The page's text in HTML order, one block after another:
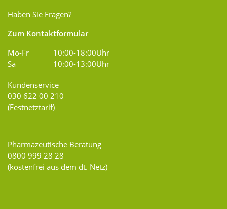
Haben Sie Fragen?
Zum Kontaktformular
Mo-Fr
10:00-18:00Uhr
Sa
10:00-13:00Uhr
Kundenservice
030 622 00 210
(Festnetztarif)
Pharmazeutische Beratung
0800 999 28 28
(kostenfrei aus dem dt. Netz)